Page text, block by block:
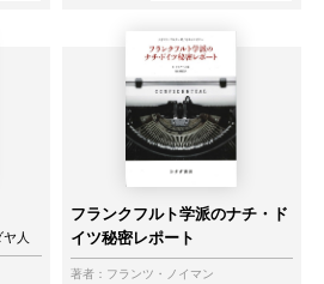
人
フランクフルト学派のナチ・ド
イツ秘密レポート
著者： フランツ・ノイマン